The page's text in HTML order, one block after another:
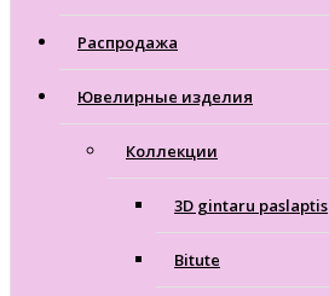
Распродажа
Ювелирные изделия
Коллекции
3D gintaru paslaptis
Bitute